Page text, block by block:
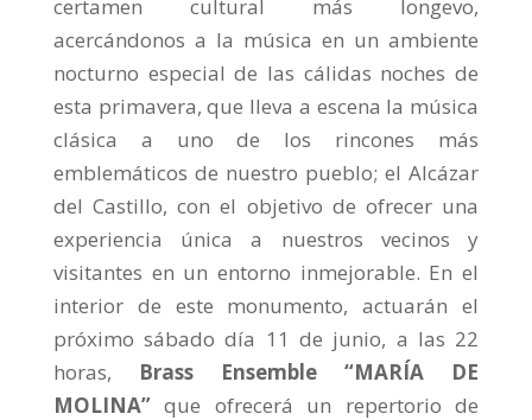
certamen cultural más longevo,
acercándonos a la música en un ambiente
nocturno especial de las cálidas noches de
esta primavera, que lleva a escena la música
clásica a uno de los rincones más
emblemáticos de nuestro pueblo; el Alcázar
del Castillo, con el objetivo de ofrecer una
experiencia única a nuestros vecinos y
visitantes en un entorno inmejorable. En el
interior de este monumento, actuarán el
próximo sábado día 11 de junio, a las 22
horas, Brass Ensemble “MARÍA DE
MOLINA”que ofrecerá un repertorio de